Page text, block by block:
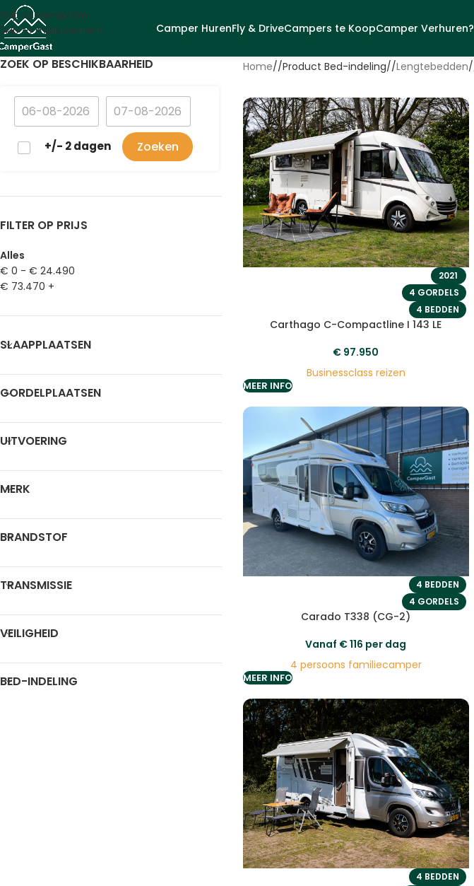
Skip to navigation
Skip to main content
Camper HurenFly & DriveCampers te KoopCamper Verhuren?
ZOEK OP BESCHIKBAARHEID
+/- 2 dagen
FILTER OP PRIJS
Alles
€ 0 - € 24.490
€ 73.470 +
SLAAPPLAATSEN
GORDELPLAATSEN
UITVOERING
MERK
BRANDSTOF
TRANSMISSIE
VEILIGHEID
BED-INDELING
Home/ Product Bed-indeling/ Lengtebedden/
2021
4 GORDELS
4 BEDDEN
Carthago C-Compactline I 143 LE
€ 97.950
Businessclass reizen
MEER INFO
4 BEDDEN
4 GORDELS
Carado T338 (CG-2)
Vanaf €116 per dag
4 persoons familiecamper
MEER INFO
4 BEDDEN